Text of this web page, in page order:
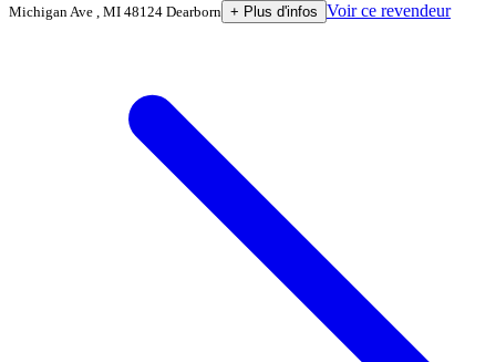
Michigan Ave , MI 48124 Dearborn + Plus d'infos Voir ce revendeur